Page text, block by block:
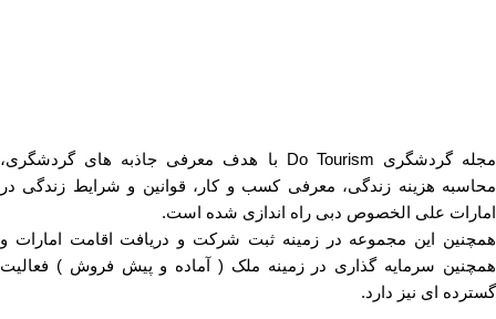
مجله گردشگری Do Tourism با هدف معرفی جاذبه های گردشگری،
محاسبه هزینه زندگی، معرفی کسب و کار، قوانین و شرایط زندگی در
امارات علی الخصوص دبی راه اندازی شده است.
همچنین این مجموعه در زمینه ثبت شرکت و دریافت اقامت امارات و
همچنین سرمایه گذاری در زمینه ملک ( آماده و پیش فروش ) فعالیت
گسترده ای نیز دارد.